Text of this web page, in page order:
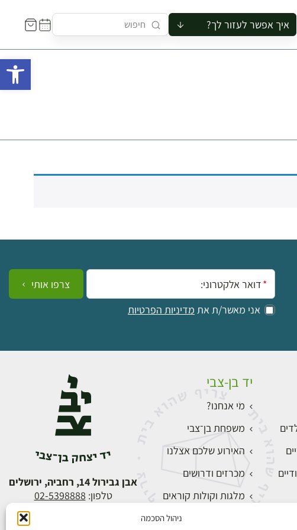
ניהול הסכמה
איך אפשר לעזור לך?
להזמין סיור לקבוצה
לתאם ביקור בצריף
אימייל:
אני מאשר/ת את מדיניות הפרטיות
צרפו אותי
יד בן-צבי
מי אנחנו?
משפחת בן־צבי
האירוע שלכם אצלנו
מכרזים ודרושים
מלגות וקולות קוראים
אבן גבירול 14, רחביה, ירושלים
טלפון: 02-5398888